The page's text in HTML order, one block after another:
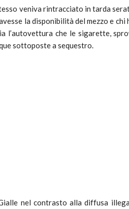
veniva rintracciato in tarda
la disponibilità del mezzo e chi
l’autovettura che le sigarette,
sottoposte a sequestro.
nel contrasto alla diffusa